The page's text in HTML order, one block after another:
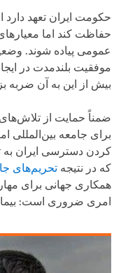
حکومت ایران تعهد
حفاظت کند اما
عمومی پیاده شوند.
موفقیت بلندمدت در
بیش از این به آن ضربه
ضمناً حمایت از تلاش‌های
برای جامعه بین‌المللی
کردن دسترسی ایران
که در نتیجه تحریم‌های
همکاری جهانی برای
امری ضروری است: